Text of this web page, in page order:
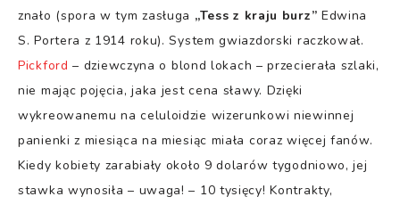
znało (spora w tym zasługa „Tess z kraju burz” Edwina
S. Portera z 1914 roku). System gwiazdorski raczkował.
Pickford – dziewczyna o blond lokach – przecierała szlaki,
nie mając pojęcia, jaka jest cena sławy. Dzięki
wykreowanemu na celuloidzie wizerunkowi niewinnej
panienki z miesiąca na miesiąc miała coraz więcej fanów.
Kiedy kobiety zarabiały około 9 dolarów tygodniowo, jej
stawka wynosiła – uwaga! – 10 tysięcy! Kontrakty,